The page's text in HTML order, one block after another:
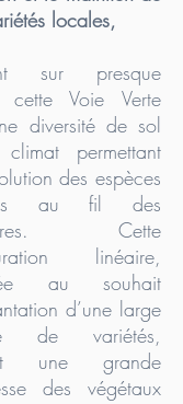
locales,
sur presque
cette Voie Verte
diversité de sol
permettant
des espèces
au fil des
Cette
linéaire,
au souhait
d’une large
de variétés,
une grande
des végétaux